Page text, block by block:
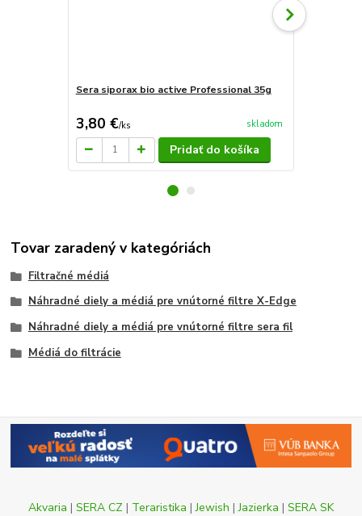
Sera siporax bio active Professional 35g
3,80 €/ks skladom
Pridať do košíka
Tovar zaradený v kategóriách
Filtračné médiá
Náhradné diely a médiá pre vnútorné filtre X-Edge
Náhradné diely a médiá pre vnútorné filtre sera fil
Médiá do filtrácie
Akvaria | SERA CZ | Teraristika |Jewish |Jazierka | SERA SK